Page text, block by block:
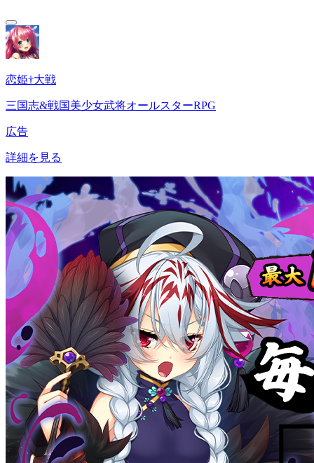
恋姫†大戦
三国志&戦国美少女武将オールスターRPG
広告
詳細を見る